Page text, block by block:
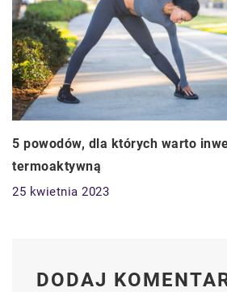
5 powodów, dla których warto
termoaktywną
25 kwietnia 2023
DODAJ